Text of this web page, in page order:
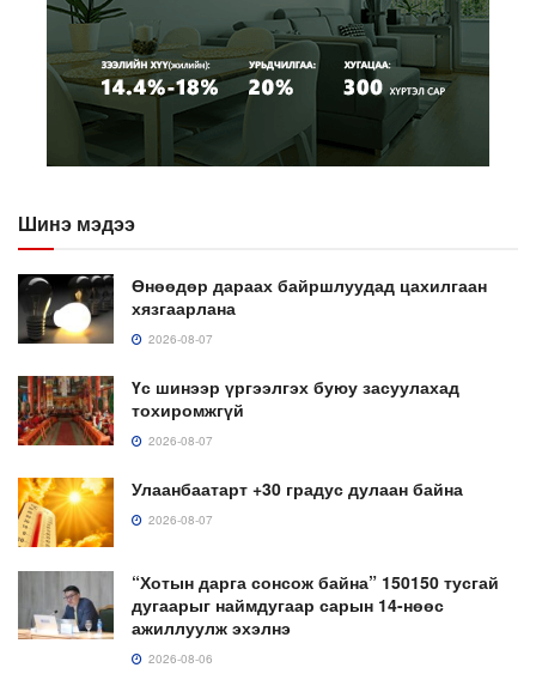
Шинэ мэдээ
Өнөөдөр дараах байршлуудад цахилгаан
хязгаарлана
2026-08-07
Үс шинээр үргээлгэх буюу засуулахад
тохиромжгүй
2026-08-07
Улаанбаатарт +30 градус дулаан байна
2026-08-07
“Хотын дарга сонсож байна” 150150 тусгай
дугаарыг наймдугаар сарын 14-нөөс
ажиллуулж эхэлнэ
2026-08-06